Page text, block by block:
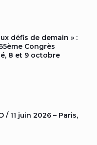
défis de demain » :
Congrès
8 et 9 octobre
/ 11 juin 2026 – Paris,